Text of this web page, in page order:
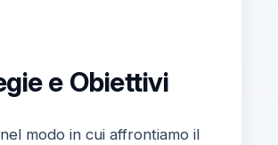
e Obiettivi
modo in cui affrontiamo il